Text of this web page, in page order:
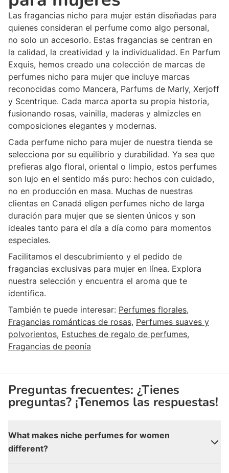
Las fragancias nicho para mujer están diseñadas para
quienes consideran el perfume como algo personal,
no solo un accesorio. Estas fragancias se centran en
la calidad, la creatividad y la individualidad. En Parfum
Exquis, hemos creado una colección de marcas de
perfumes nicho para mujer que incluye marcas
reconocidas como Mancera, Parfums de Marly, Xerjoff
y Scentrique. Cada marca aporta su propia historia,
fusionando rosas, vainilla, maderas y almizcles en
composiciones elegantes y modernas.
Cada perfume nicho para mujer de nuestra tienda se
selecciona por su equilibrio y durabilidad. Ya sea que
prefieras algo floral, oriental o limpio, estos perfumes
son lujo en el sentido más puro: hechos con cuidado,
no en producción en masa. Muchas de nuestras
clientas en Canadá eligen perfumes nicho de larga
duración para mujer que se sienten únicos y son
ideales tanto para el día a día como para momentos
especiales.
Facilitamos el descubrimiento y el pedido de
fragancias exclusivas para mujer en línea. Explora
nuestra selección y encuentra el aroma que te
identifica.
También te puede interesar: Perfumes florales,
Fragancias románticas de rosas, Perfumes suaves y
polvorientos, Estuches de regalo de perfumes,
Fragancias de peonía
Preguntas frecuentes: ¿Tienes
preguntas? ¡Tenemos las respuestas!
What makes niche perfumes for women
different?